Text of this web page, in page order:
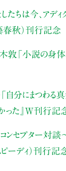
したちは今、アデ
春秋）刊行記念
敦 「小説の身体
「自分にまつわる
かった』W刊行記
ンセプター対談
ピーディ）刊行記